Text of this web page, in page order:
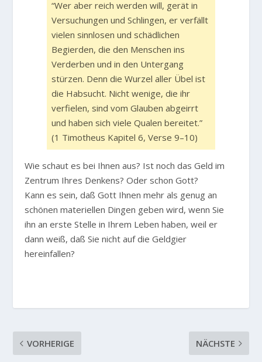
“Wer aber reich werden will, gerät in
Versuchungen und Schlingen, er verfällt
vielen sinnlosen und schädlichen
Begierden, die den Menschen ins
Verderben und in den Untergang
stürzen. Denn die Wurzel aller Übel ist
die Habsucht. Nicht wenige, die ihr
verfielen, sind vom Glauben abgeirrt
und haben sich viele Qualen bereitet.”
(1 Timotheus Kapitel 6, Verse 9–10)
Wie schaut es bei Ihnen aus? Ist noch das Geld im
Zentrum Ihres Denkens? Oder schon Gott?
Kann es sein, daß Gott Ihnen mehr als genug an
schönen materiellen Dingen geben wird, wenn Sie
ihn an erste Stelle in Ihrem Leben haben, weil er
dann weiß, daß Sie nicht auf die Geldgier
hereinfallen?
VORHERIGE NÄCHSTE